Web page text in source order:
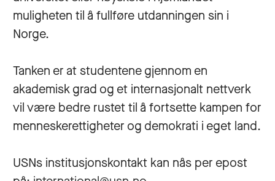
muligheten til å fullføre utdanningen sin i
Norge.
Tanken er at studentene gjennom en
akademisk grad og et internasjonalt nettverk
vil være bedre rustet til å fortsette kampen for
menneskerettigheter og demokrati i eget land.
USNs institusjonskontakt kan nås per epost